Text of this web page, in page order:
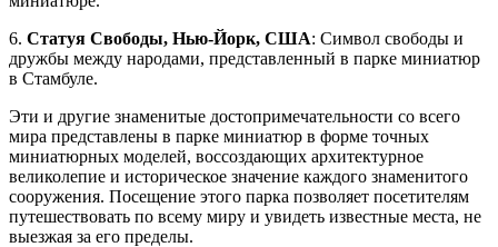
6. Статуя Свободы, Нью-Йорк, США: Символ свободы и
дружбы между народами, представленный в парке миниатюр
в Стамбуле.
Эти и другие знаменитые достопримечательности со всего
мира представлены в парке миниатюр в форме точных
миниатюрных моделей, воссоздающих архитектурное
великолепие и историческое значение каждого знаменитого
сооружения. Посещение этого парка позволяет посетителям
путешествовать по всему миру и увидеть известные места, не
выезжая за его пределы.